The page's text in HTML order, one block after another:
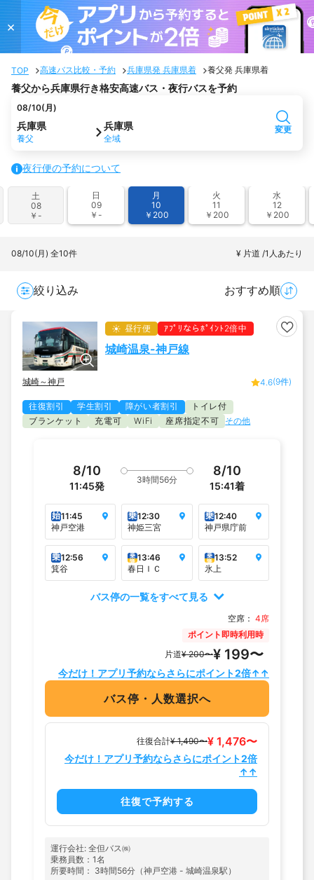
×
TOP 高速バス比較・予約 兵庫県発 兵庫県着 養父発 兵庫県着
養父から兵庫県行き格安高速バス・夜行バスを予約
08/10(月)
兵庫県
養父
兵庫県
全域
変更
夜行便の予約について
土
08
￥-
日
09
￥-
月
10
￥200
火
11
￥200
水
12
￥200
08/10(月) 全10件 ¥ 片道 /1人あたり
絞り込み おすすめ順
昼行便 ｱﾌﾟﾘならﾎﾟｲﾝﾄ2倍中
城崎温泉-神戸線
城崎～神戸 4.6(9件)
往復割引 学生割引 障がい者割引
トイレ付
ブランケット
充電可 WiFi 座席指定不可 その他
8/10
11:45発
3時間56分
8/10
15:41着
始11:45
神戸空港
乗12:30
神姫三宮
乗12:40
神戸県庁前
乗12:56
箕谷
乗
降 13:46
春日ＩＣ
乗
降 13:52
氷上
バス停の一覧をすべて見る
空席： 4席
ポイント即時利用時
片道¥ 200〜¥ 199〜
今だけ！アプリ予約ならさらにポイント2倍↑↑
バス停・人数選択へ
往復合計¥ 1,490〜¥ 1,476〜
今だけ！アプリ予約ならさらにポイント2倍
↑↑
往復で予約する
運行会社: 全但バス㈱
乗務員数：1名
所要時間： 3時間56分（神戸空港 - 城崎温泉駅）